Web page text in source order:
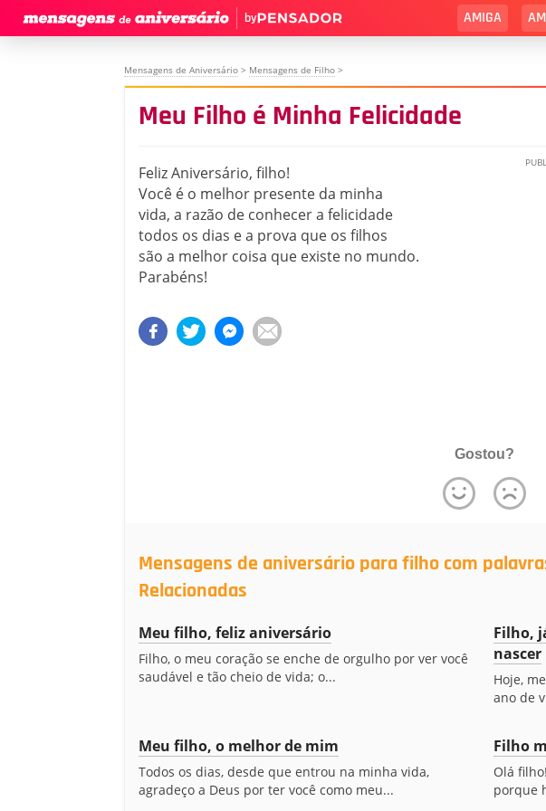
by AMIGA
Mensagens de Aniversário > Mensagens de Filho >
Meu Filho é Minha Felicidade
Feliz Aniversário, filho!
Você é o melhor presente da minha
vida, a razão de conhecer a felicidade
todos os dias e a prova que os filhos
são a melhor coisa que existe no mundo.
Parabéns!
Gostou?
Mensagens de aniversário para filho com
Relacionadas
Meu filho, feliz aniversário
Filho, o meu coração se enche de orgulho por ver você
saudável e tão cheio de vida; o...
Filho,
nascer
Hoje,
ano de
Meu filho, o melhor de mim
Todos os dias, desde que entrou na minha vida,
agradeço a Deus por ter você como meu...
Filho
Olá
porque